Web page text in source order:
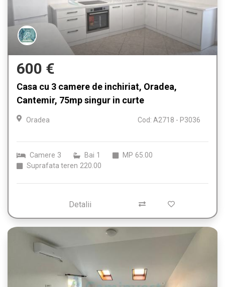
600 €
Casa cu 3 camere de inchiriat, Oradea,
Cantemir, 75mp singur in curte
Oradea Cod: A2718 - P3036
Camere 3 Bai 1 MP 65.00
Suprafata teren 220.00
Detalii